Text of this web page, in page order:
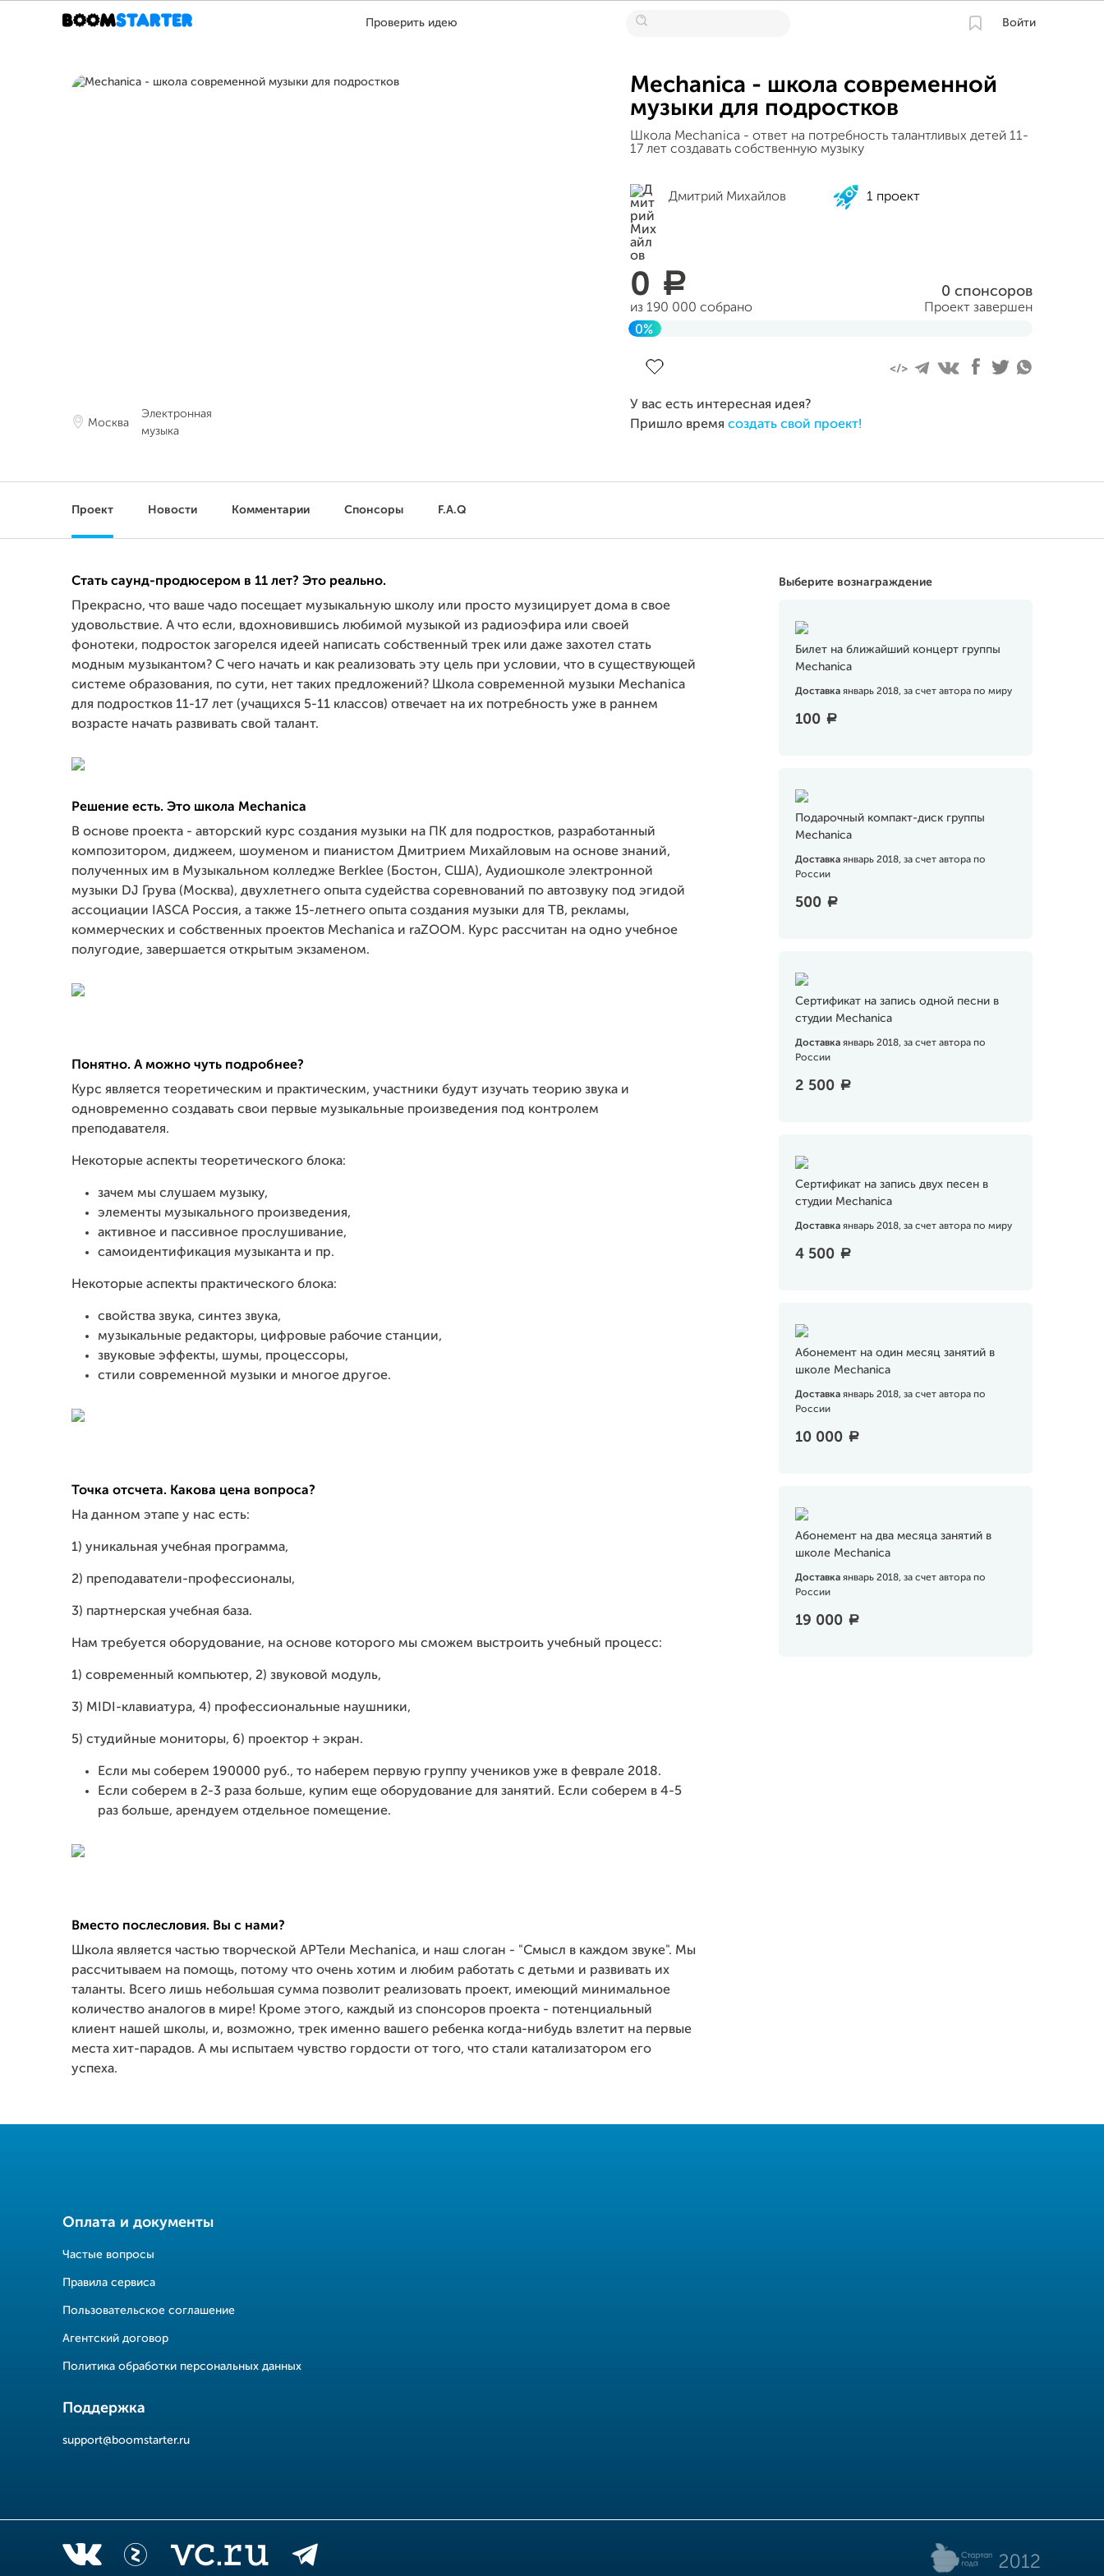
Проверить идею Войти
Москва
Электронная
музыка
Mechanica - школа современной
музыки для подростков
Школа Mechanica - ответ на потребность талантливых детей 11-
17 лет создавать собственную музыку
Дмитрий Михайлов 1 проект
0 a
из 190 000 собрано
0 спонсоров
Проект завершен
0%
У вас есть интересная идея?
Пришло время создать свой проект!
Проект Новости Комментарии Спонсоры F.A.Q
Выберите вознаграждение
Билет на ближайший концерт группы
Mechanica
Доставка январь 2018, за счет автора по миру
100 a
Подарочный компакт-диск группы
Mechanica
Доставка январь 2018, за счет автора по
России
500 a
Сертификат на запись одной песни в
студии Mechanica
Доставка январь 2018, за счет автора по
России
2 500 a
Сертификат на запись двух песен в
студии Mechanica
Доставка январь 2018, за счет автора по миру
4 500 a
Абонемент на один месяц занятий в
школе Mechanica
Доставка январь 2018, за счет автора по
России
10 000 a
Абонемент на два месяца занятий в
школе Mechanica
Доставка январь 2018, за счет автора по
России
19 000 a
Стать саунд-продюсером в 11 лет? Это реально.
Прекрасно, что ваше чадо посещает музыкальную школу или просто музицирует дома в свое
удовольствие. А что если, вдохновившись любимой музыкой из радиоэфира или своей
фонотеки, подросток загорелся идеей написать собственный трек или даже захотел стать
модным музыкантом? С чего начать и как реализовать эту цель при условии, что в существующей
системе образования, по сути, нет таких предложений? Школа современной музыки Mechanica
для подростков 11-17 лет (учащихся 5-11 классов) отвечает на их потребность уже в раннем
возрасте начать развивать свой талант.
Решение есть. Это школа Mechanica
В основе проекта - авторский курс создания музыки на ПК для подростков, разработанный
композитором, диджеем, шоуменом и пианистом Дмитрием Михайловым на основе знаний,
полученных им в Музыкальном колледже Berklee (Бостон, США), Аудиошколе электронной
музыки DJ Грува (Москва), двухлетнего опыта судейства соревнований по автозвуку под эгидой
ассоциации IASCA Россия, а также 15-летнего опыта создания музыки для ТВ, рекламы,
коммерческих и собственных проектов Mechanica и raZOOM. Курс рассчитан на одно учебное
полугодие, завершается открытым экзаменом.
Понятно. А можно чуть подробнее?
Курс является теоретическим и практическим, участники будут изучать теорию звука и
одновременно создавать свои первые музыкальные произведения под контролем
преподавателя.
Некоторые аспекты теоретического блока:
зачем мы слушаем музыку,
элементы музыкального произведения,
активное и пассивное прослушивание,
самоидентификация музыканта и пр.
Некоторые аспекты практического блока:
свойства звука, синтез звука,
музыкальные редакторы, цифровые рабочие станции,
звуковые эффекты, шумы, процессоры,
стили современной музыки и многое другое.
Точка отсчета. Какова цена вопроса?
На данном этапе у нас есть:
1) уникальная учебная программа,
2) преподаватели-профессионалы,
3) партнерская учебная база.
Нам требуется оборудование, на основе которого мы сможем выстроить учебный процесс:
1) современный компьютер, 2) звуковой модуль,
3) MIDI-клавиатура, 4) профессиональные наушники,
5) студийные мониторы, 6) проектор + экран.
Если мы соберем 190000 руб., то наберем первую группу учеников уже в феврале 2018.
Если соберем в 2-3 раза больше, купим еще оборудование для занятий. Если соберем в 4-5
раз больше, арендуем отдельное помещение.
Вместо послесловия. Вы с нами?
Школа является частью творческой АРТели Mechanica, и наш слоган - "Смысл в каждом звуке". Мы
рассчитываем на помощь, потому что очень хотим и любим работать с детьми и развивать их
таланты. Всего лишь небольшая сумма позволит реализовать проект, имеющий минимальное
количество аналогов в мире! Кроме этого, каждый из спонсоров проекта - потенциальный
клиент нашей школы, и, возможно, трек именно вашего ребенка когда-нибудь взлетит на первые
места хит-парадов. А мы испытаем чувство гордости от того, что стали катализатором его
успеха.
Оплата и документы
Частые вопросы
Правила сервиса
Пользовательское соглашение
Агентский договор
Политика обработки персональных данных
Поддержка
support@boomstarter.ru